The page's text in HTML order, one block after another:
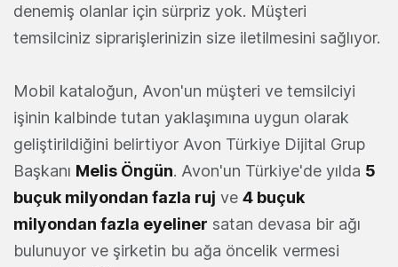
denemiş olanlar için sürpriz yok. Müşteri
temsilciniz siprarişlerinizin size iletilmesini sağlıyor.
Mobil kataloğun, Avon'un müşteri ve temsilciyi
işinin kalbinde tutan yaklaşımına uygun olarak
geliştirildiğini belirtiyor Avon Türkiye Dijital Grup
Başkanı Melis Öngün. Avon'un Türkiye'de yılda 5
buçuk milyondan fazla ruj ve 4 buçuk
milyondan fazla eyeliner satan devasa bir ağı
bulunuyor ve şirketin bu ağa öncelik vermesi